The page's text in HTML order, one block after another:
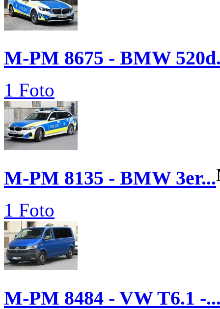
M-PM 8675 - BMW
1 Foto
M-PM 8135 - BMW 3er...
1 Foto
M-PM 8484 - VW T6.1 -